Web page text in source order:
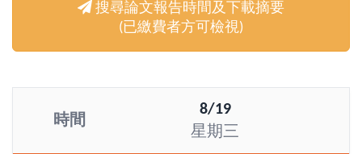
搜尋論文報告時間及下載摘要
(已繳費者方可檢視)
時間
8/19
星期三